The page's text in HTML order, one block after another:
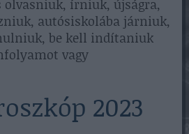
olvasniuk, írniuk, újságra,
autósiskolába járniuk,
be kell indítaniuk
vagy
2023